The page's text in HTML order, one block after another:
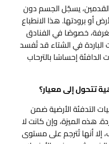
القدمين، يسجّل الجسم دون
أو برودتها. هذا الانطباع
خصوصًا في الفنادق
الباردة في الشتاء قد تُفسد
الدافئة إحساسًا بالترحاب
تتحول إلى معيار؟
التدفئة الأرضية ضمن
هذه الميزة، وإن كانت لا
إلا أنها تُترجم على مستوى